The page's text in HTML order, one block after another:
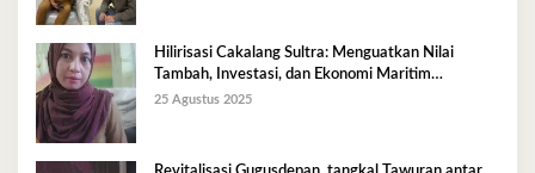
Hilirisasi Cakalang Sultra: Menguatkan Nilai
Tambah, Investasi, dan Ekonomi Maritim
Berkelanjutan
25 Agustus 2025